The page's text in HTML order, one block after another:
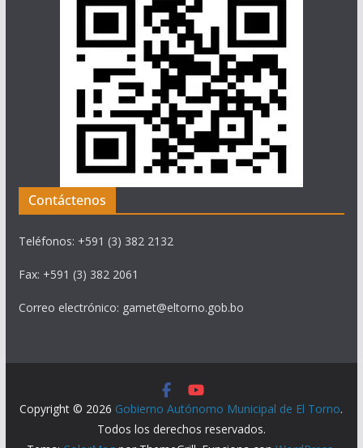
Contáctenos
Teléfonos: +591 (3) 382 2132
Fax: +591 (3) 382 2061
Correo electrónico: gamet@eltorno.gob.bo
Copyright © 2026 Gobierno Autónomo Municipal de El Torno.
Todos los derechos reservados.